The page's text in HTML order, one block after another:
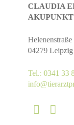
CLAUDIA
Helenenstraße
04279 Leipzig
Tel.: 0341 33